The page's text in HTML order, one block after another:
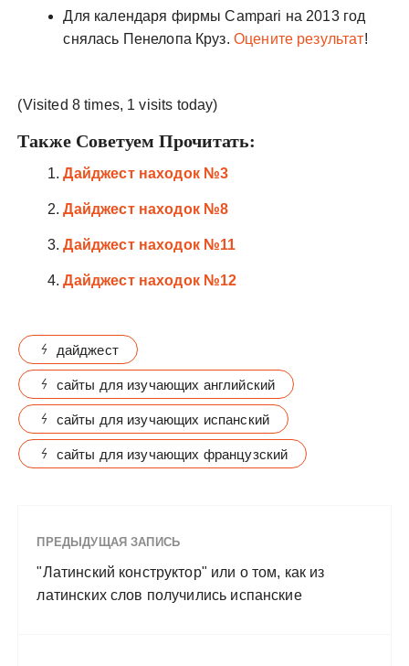
Для календаря фирмы Campari на 2013 год
снялась Пенелопа Круз. Оцените результат!
(Visited 8 times, 1 visits today)
Также Советуем Прочитать:
Дайджест находок №3
Дайджест находок №8
Дайджест находок №11
Дайджест находок №12
дайджест
сайты для изучающих английский
сайты для изучающих испанский
сайты для изучающих французский
ПРЕДЫДУЩАЯ ЗАПИСЬ
"Латинский конструктор" или о том, как из
латинских слов получились испанские